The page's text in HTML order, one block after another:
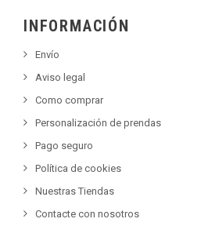
INFORMACIÓN
Envío
Aviso legal
Como comprar
Personalización de prendas
Pago seguro
Política de cookies
Nuestras Tiendas
Contacte con nosotros